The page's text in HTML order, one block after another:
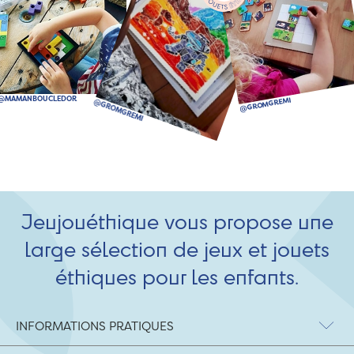
Jeujouéthique vous propose une
large sélection de jeux et jouets
éthiques pour les enfants.
INFORMATIONS PRATIQUES